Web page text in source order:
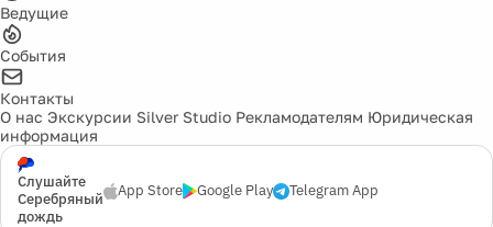
Ведущие
События
Контакты
О нас Экскурсии Silver Studio Рекламодателям Юридическая
информация
Слушайте
Серебряный
дождь
App Store Google Play Telegram App